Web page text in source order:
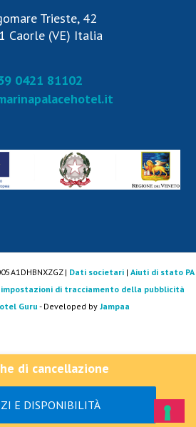
di cancellazione
E DISPONIBILITÀ
Trieste, 42
Caorle (VE) Italia
0421 81102
| Dati societari | Aiuti di stato PA
di tracciamento della pubblicità
Guru - Developed by Jampaa